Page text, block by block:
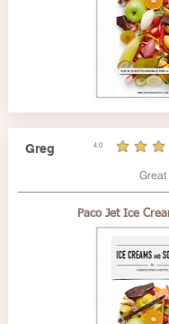
Greg 4.0
la note moyenne est 4
Great
Paco Jet Ice